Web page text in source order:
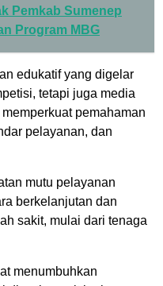
Pemkab Sumenep
Program MBG
edukatif yang digelar
tetapi juga media
pemahaman
pelayanan, dan
mutu pelayanan
berkelanjutan dan
sakit, mulai dari tenaga
menumbuhkan